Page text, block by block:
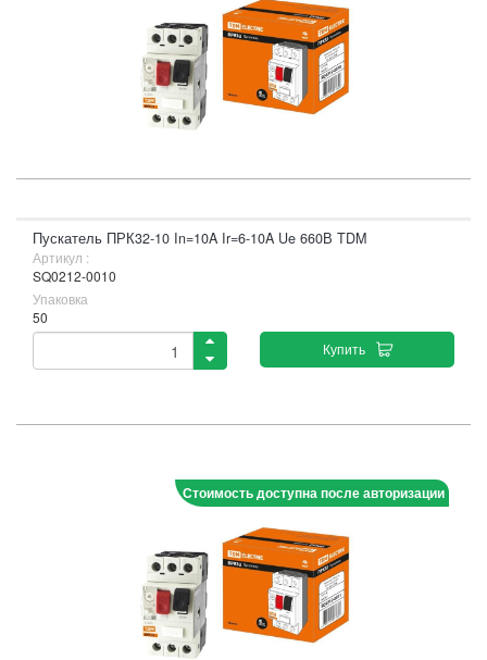
Пускатель ПРК32-10 In=10A Ir=6-10A Ue 660В TDM
Артикул :
SQ0212-0010
Упаковка
50
Купить
Стоимость доступна после авторизации